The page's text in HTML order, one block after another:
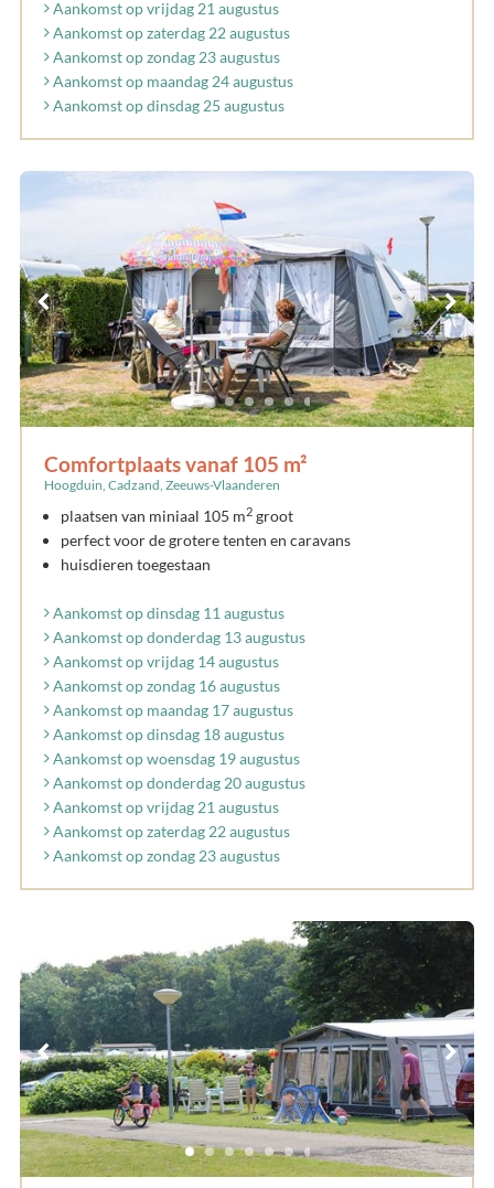
Aankomst op vrijdag 21 augustus
Aankomst op zaterdag 22 augustus
Aankomst op zondag 23 augustus
Aankomst op maandag 24 augustus
Aankomst op dinsdag 25 augustus
Comfortplaats vanaf 105 m²
Hoogduin, Cadzand, Zeeuws-Vlaanderen
plaatsen van miniaal 105 m2 groot
perfect voor de grotere tenten en caravans
huisdieren toegestaan
Aankomst op dinsdag 11 augustus
Aankomst op donderdag 13 augustus
Aankomst op vrijdag 14 augustus
Aankomst op zondag 16 augustus
Aankomst op maandag 17 augustus
Aankomst op dinsdag 18 augustus
Aankomst op woensdag 19 augustus
Aankomst op donderdag 20 augustus
Aankomst op vrijdag 21 augustus
Aankomst op zaterdag 22 augustus
Aankomst op zondag 23 augustus